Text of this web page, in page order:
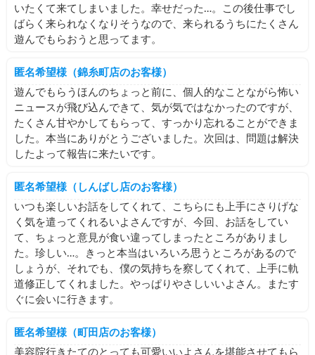
いたくて来てしまいました。幸せだった…。この後仕事でし
ばらく来られなくなりそうなので、来られるうちにたくさん
遊んでもらおうと思ってます。
匿名希望様（錦糸町店のお客様）
遊んでもらうほんのちょっと前に、個人的なことながら怖い
ニュースが飛び込んできて、気が気ではなかったのですが、
たくさん甘やかしてもらって、すっかり忘れることができま
した。本当にありがとうございました。次回は、問題は解決
したよって報告に来たいです。
匿名希望様（しんばし店のお客様）
いつも楽しいお話をしてくれて、こちらにも上手にさりげな
く気を遣ってくれるいよさんですが、今回、お話をしてい
て、ちょっと意見が食い違ってしまったところがありまし
た。珍しい…。きっと本当はいろいろ思うところがあるので
しょうが、それでも、僕の気持ちを察してくれて、上手に軌
道修正してくれました。やっぱりやさしいいよさん。またす
ぐに会いに行きます。
匿名希望様（町田店のお客様）
美容院行きたてのとっても可愛いいよさんを堪能させてもら